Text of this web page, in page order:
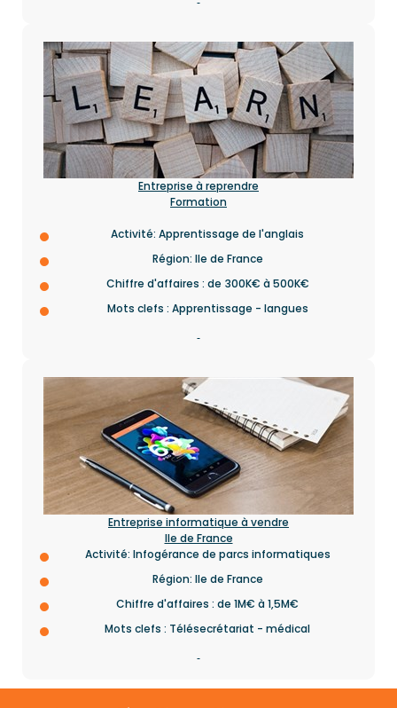
Entreprise à reprendre
Formation
Activité: Apprentissage de l'anglais
Région: Ile de France
Chiffre d'affaires : de 300K€ à 500K€
Mots clefs : Apprentissage - langues
Entreprise informatique à vendre
Ile de France
Activité: Infogérance de parcs informatiques
Région: Ile de France
Chiffre d'affaires : de 1M€ à 1,5M€
Mots clefs : Télésecrétariat - médical